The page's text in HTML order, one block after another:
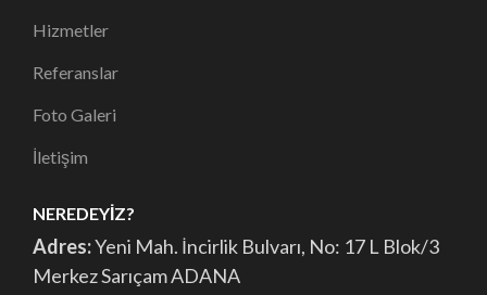
Hizmetler
Referanslar
Foto Galeri
İletişim
NEREDEYIZ?
Adres:Yeni Mah. İncirlik Bulvarı, No: 17 L Blok/3
Merkez Sarıçam ADANA